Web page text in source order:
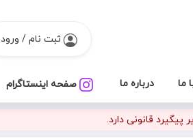
ثبت نام / ورود
ما درباره ما صفحه اینستاگرام
قانونی دارد.